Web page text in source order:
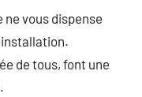
vous dispense
de tous, font une